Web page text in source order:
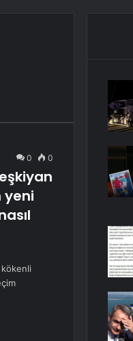
0 0
yeni